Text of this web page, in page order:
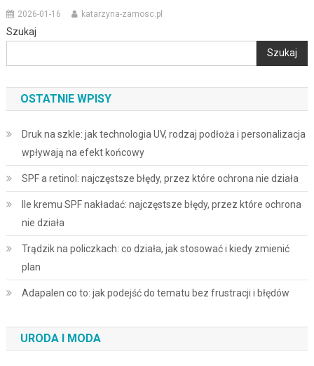
2026-01-16 katarzyna-zamosc.pl
Szukaj
Szukaj
OSTATNIE WPISY
Druk na szkle: jak technologia UV, rodzaj podłoża i personalizacja
wpływają na efekt końcowy
SPF a retinol: najczęstsze błędy, przez które ochrona nie działa
Ile kremu SPF nakładać: najczęstsze błędy, przez które ochrona
nie działa
Trądzik na policzkach: co działa, jak stosować i kiedy zmienić
plan
Adapalen co to: jak podejść do tematu bez frustracji i błędów
URODA I MODA